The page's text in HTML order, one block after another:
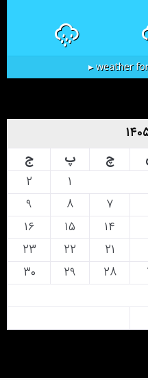
چ پ ج
۲
۷ ۸
۹
۱۴ ۱۵
۱۶
۲۱ ۲۲
۲۳
۲۸ ۲۹
۳۰